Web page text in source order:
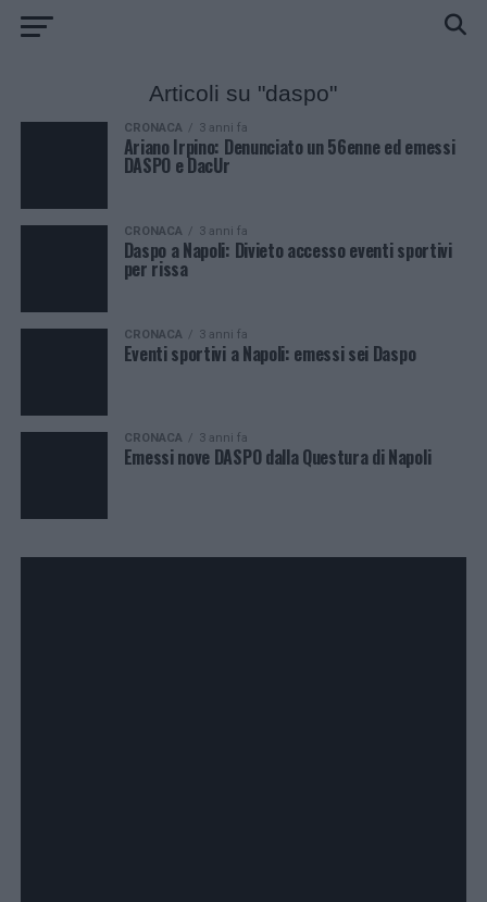
Articoli su "daspo"
CRONACA 3 anni fa
Ariano Irpino: Denunciato un 56enne ed emessi
DASPO e DacUr
CRONACA 3 anni fa
Daspo a Napoli: Divieto accesso eventi sportivi
per rissa
CRONACA 3 anni fa
Eventi sportivi a Napoli: emessi sei Daspo
CRONACA 3 anni fa
Emessi nove DASPO dalla Questura di Napoli